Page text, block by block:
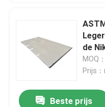
de
MOQ
Prijs
Beste prijs